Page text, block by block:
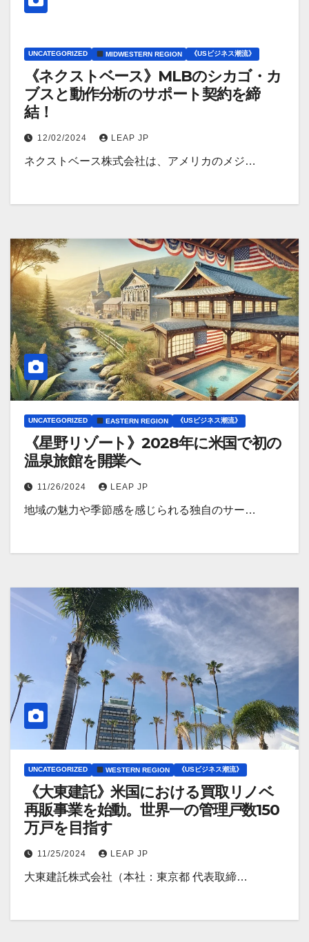
UNCATEGORIZED MIDWESTERN REGION 《USビジネス潮流》
《ネクストベース》MLBのシカゴ・カ
ブスと動作分析のサポート契約を締
結！
12/02/2024 LEAP JP
ネクストベース株式会社は、アメリカのメジ…
UNCATEGORIZED EASTERN REGION 《USビジネス潮流》
《星野リゾート》2028年に米国で初の
温泉旅館を開業へ
11/26/2024 LEAP JP
地域の魅力や季節感を感じられる独自のサー…
UNCATEGORIZED WESTERN REGION 《USビジネス潮流》
《大東建託》米国における買取リノベ
再販事業を始動。世界一の管理戸数150
万戸を目指す
11/25/2024 LEAP JP
大東建託株式会社（本社：東京都 代表取締…